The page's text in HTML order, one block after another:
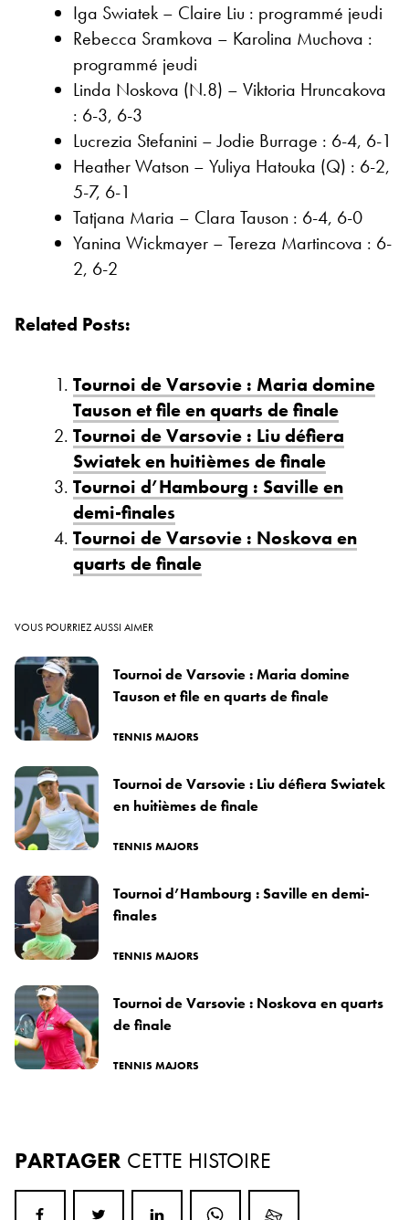
Iga Swiatek – Claire Liu : programmé jeudi
Rebecca Sramkova – Karolina Muchova :
programmé jeudi
Linda Noskova (N.8) – Viktoria Hruncakova
: 6-3, 6-3
Lucrezia Stefanini – Jodie Burrage : 6-4, 6-1
Heather Watson – Yuliya Hatouka (Q) : 6-2,
5-7, 6-1
Tatjana Maria – Clara Tauson : 6-4, 6-0
Yanina Wickmayer – Tereza Martincova : 6-
2, 6-2
Related Posts:
Tournoi de Varsovie : Maria domine
Tauson et file en quarts de finale
Tournoi de Varsovie : Liu défiera
Swiatek en huitièmes de finale
Tournoi d’Hambourg : Saville en
demi-finales
Tournoi de Varsovie : Noskova en
quarts de finale
VOUS POURRIEZ AUSSI AIMER
Tournoi de Varsovie : Maria domine
Tauson et file en quarts de finale
TENNIS MAJORS
Tournoi de Varsovie : Liu défiera Swiatek
en huitièmes de finale
TENNIS MAJORS
Tournoi d’Hambourg : Saville en demi-
finales
TENNIS MAJORS
Tournoi de Varsovie : Noskova en quarts
de finale
TENNIS MAJORS
PARTAGER CETTE HISTOIRE